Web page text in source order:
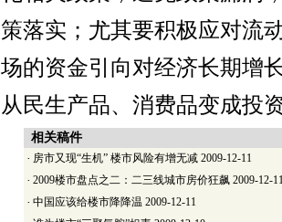
策落实；尤其要积极应对流
场的资金引向对经济长期增
从民生产品、消费品变成投
相关稿件
· 房市又现“生机” 楼市风险有增无减 2009-12-11
· 2009楼市盘点之二：二三线城市房价狂飙 2009-12-
· 中国应该给楼市降降温 2009-12-11